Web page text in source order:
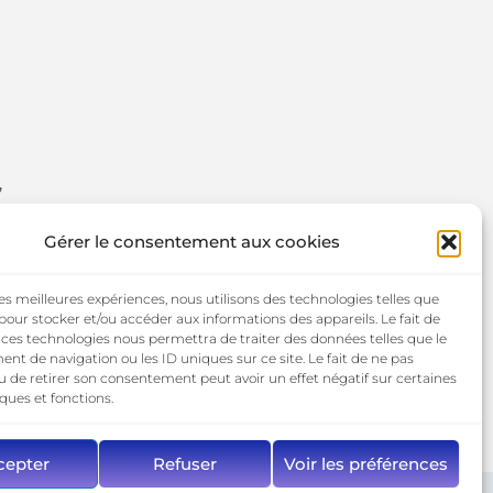
Gérer le consentement aux cookies
meilleures expériences, nous utilisons des technologies telles que
stocker et/ou accéder aux informations des appareils. Le fait de
technologies nous permettra de traiter des données telles que le
de navigation ou les ID uniques sur ce site. Le fait de ne pas
de retirer son consentement peut avoir un effet négatif sur certaines
et fonctions.
Refuser Voir les préférences